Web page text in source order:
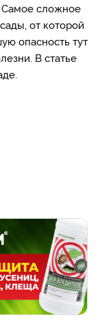
Самое сложное
от которой
опасность тут
В статье